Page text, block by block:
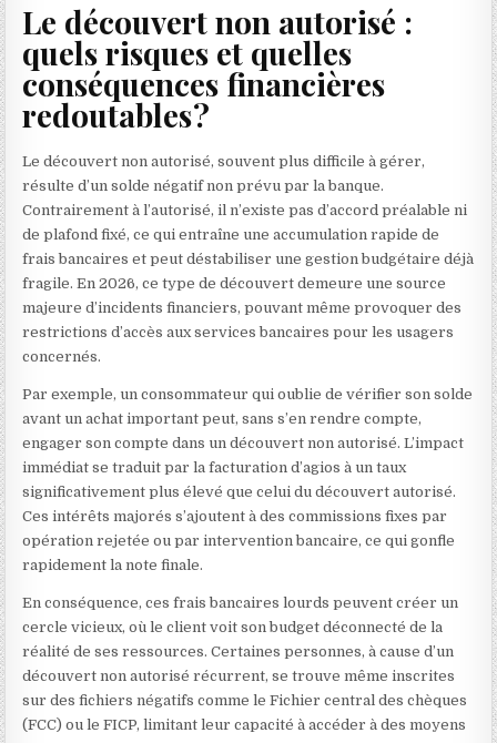
Le découvert non autorisé :
quels risques et quelles
conséquences financières
redoutables ?
Le découvert non autorisé, souvent plus difficile à gérer,
résulte d’un solde négatif non prévu par la banque.
Contrairement à l’autorisé, il n’existe pas d’accord préalable ni
de plafond fixé, ce qui entraîne une accumulation rapide de
frais bancaires et peut déstabiliser une gestion budgétaire déjà
fragile. En 2026, ce type de découvert demeure une source
majeure d’incidents financiers, pouvant même provoquer des
restrictions d’accès aux services bancaires pour les usagers
concernés.
Par exemple, un consommateur qui oublie de vérifier son solde
avant un achat important peut, sans s’en rendre compte,
engager son compte dans un découvert non autorisé. L’impact
immédiat se traduit par la facturation d’agios à un taux
significativement plus élevé que celui du découvert autorisé.
Ces intérêts majorés s’ajoutent à des commissions fixes par
opération rejetée ou par intervention bancaire, ce qui gonfle
rapidement la note finale.
En conséquence, ces frais bancaires lourds peuvent créer un
cercle vicieux, où le client voit son budget déconnecté de la
réalité de ses ressources. Certaines personnes, à cause d’un
découvert non autorisé récurrent, se trouve même inscrites
sur des fichiers négatifs comme le Fichier central des chèques
(FCC) ou le FICP, limitant leur capacité à accéder à des moyens